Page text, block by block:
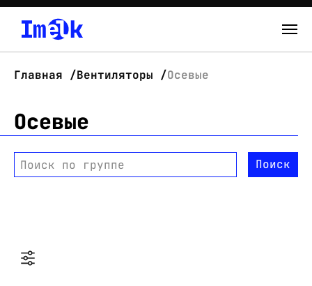
Новости
Главная Вентиляторы Осевые
Осевые
Поиск по группе Поиск